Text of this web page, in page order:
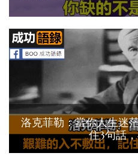
洛克菲勒：當你人生迷
住3句話